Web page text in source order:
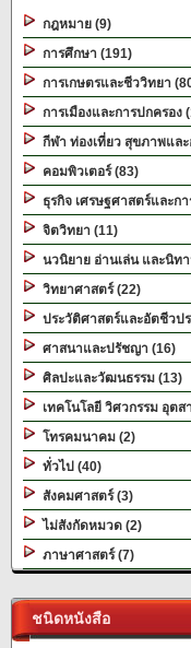
กฎหมาย (9)
การศึกษา (191)
การเกษตรและชีววิทยา
การเมืองและการปกครอง
กีฬา ท่องเที่ยว สุขภาพแล
คอมพิวเตอร์ (83)
ธุรกิจ เศรษฐศาสตร์และก
จิตวิทยา (11)
นวนิยาย อ่านเล่น และนิท
วิทยาศาสตร์ (22)
ประวัติศาสตร์และอัตชีวป
ศาสนาและปรัชญา (16)
ศิลปะและวัฒนธรรม (13)
เทคโนโลยี วิศวกรรม อุตส
โทรคมนาคม (2)
ทั่วไป (40)
สังคมศาสตร์ (3)
ไม่สังกัดหมวด (2)
ภาษาศาสตร์ (7)
ชนิดหนังสือ